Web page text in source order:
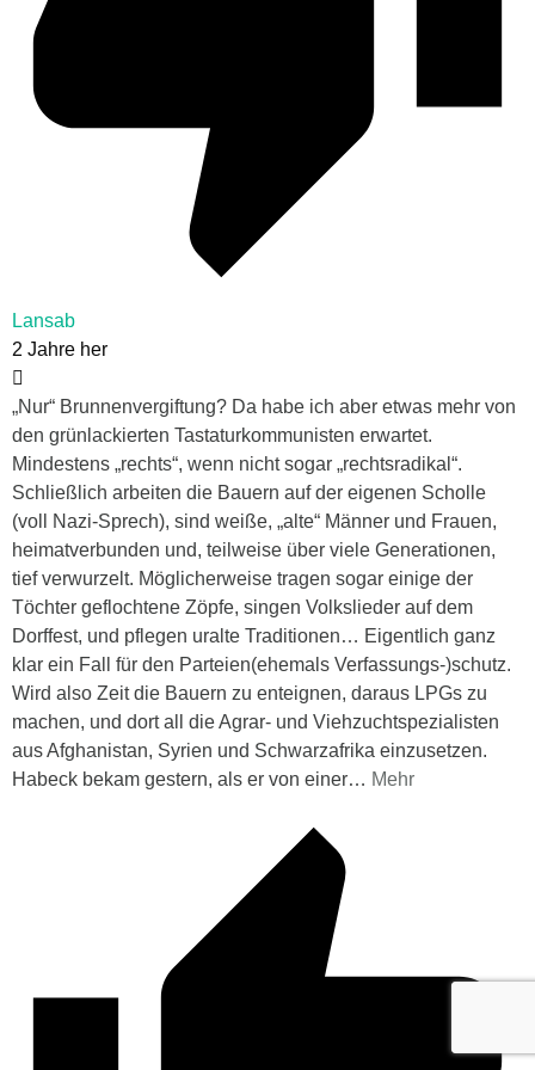
Lansab
2 Jahre her
„Nur“ Brunnenvergiftung? Da habe ich aber etwas mehr von
den grünlackierten Tastaturkommunisten erwartet.
Mindestens „rechts“, wenn nicht sogar „rechtsradikal“.
Schließlich arbeiten die Bauern auf der eigenen Scholle
(voll Nazi-Sprech), sind weiße, „alte“ Männer und Frauen,
heimatverbunden und, teilweise über viele Generationen,
tief verwurzelt. Möglicherweise tragen sogar einige der
Töchter geflochtene Zöpfe, singen Volkslieder auf dem
Dorffest, und pflegen uralte Traditionen… Eigentlich ganz
klar ein Fall für den Parteien(ehemals Verfassungs-)schutz.
Wird also Zeit die Bauern zu enteignen, daraus LPGs zu
machen, und dort all die Agrar- und Viehzuchtspezialisten
aus Afghanistan, Syrien und Schwarzafrika einzusetzen.
Habeck bekam gestern, als er von einer… Mehr